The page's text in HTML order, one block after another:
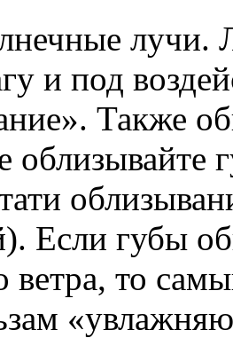
лучи.
и под
Также
облизывайте
Если губы
ветра, то